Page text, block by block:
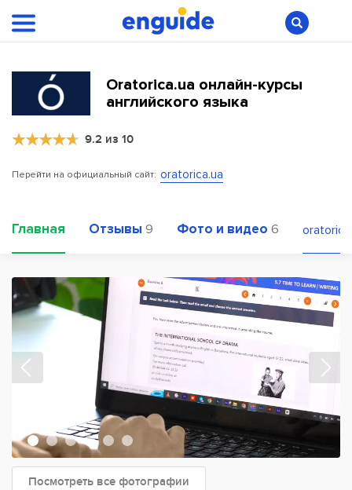
Oratorica.ua онлайн-курсы
английского языка
9.2 из 10
Перейти на официальный сайт: oratorica.ua
Главная Отзывы 9 Фото и видео 6
Посмотреть все фотографии